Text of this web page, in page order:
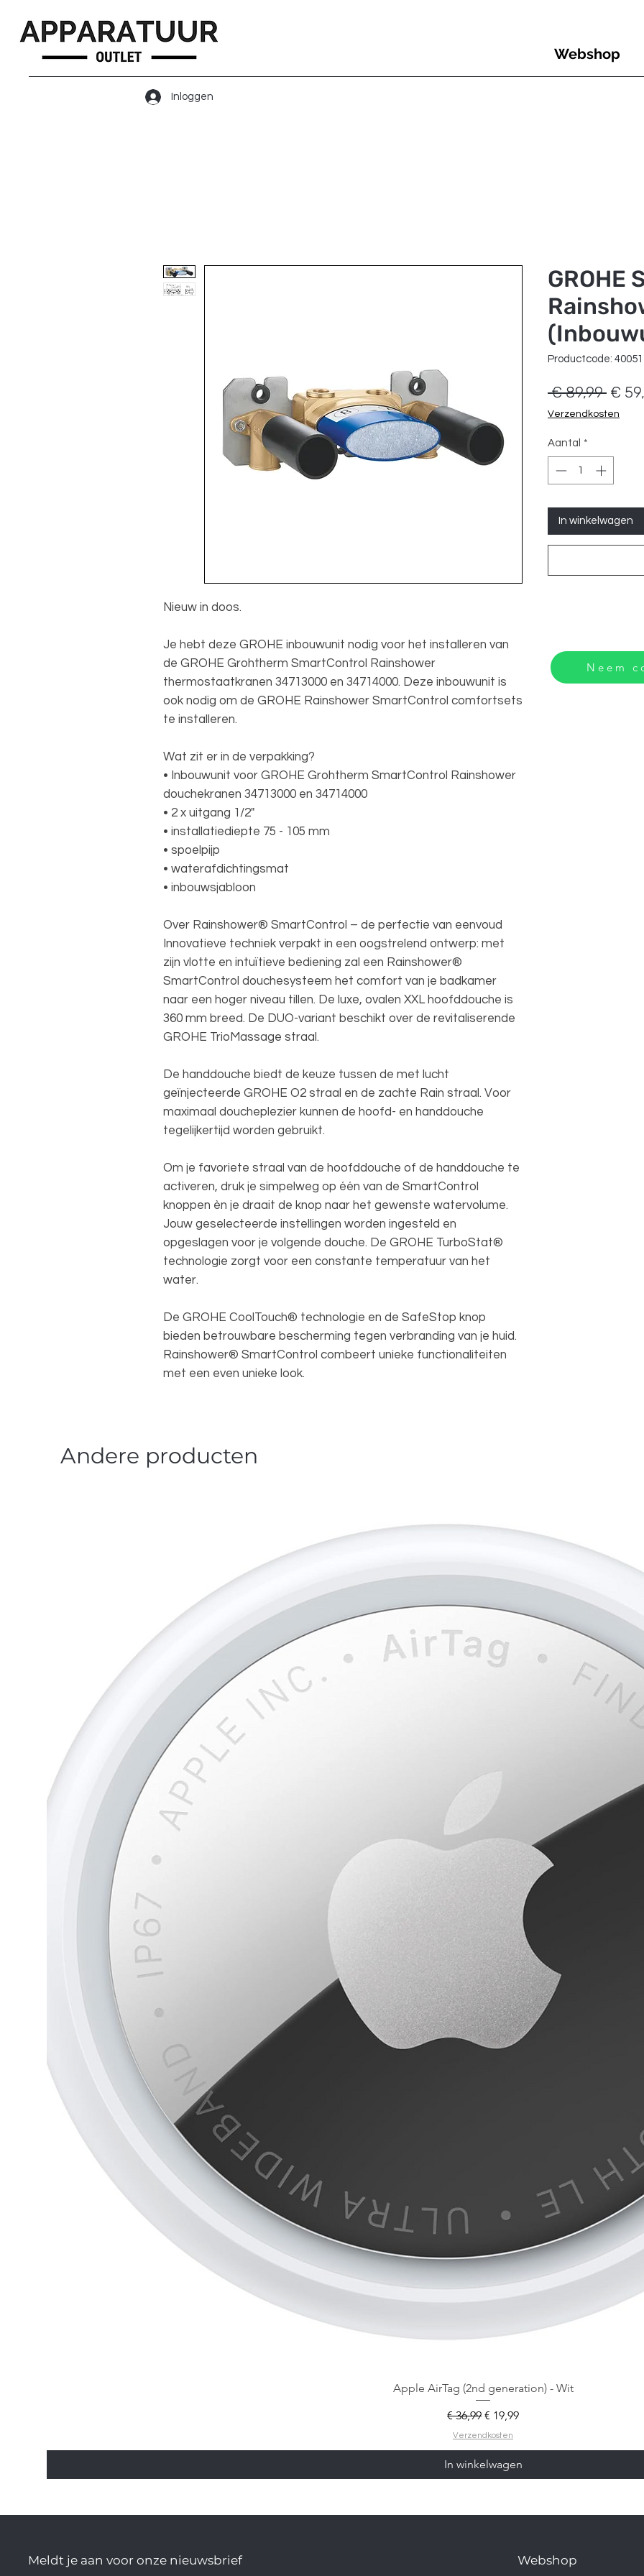
Inloggen
Webshop
Nieuw in doos.
Je hebt deze GROHE inbouwunit nodig voor het installeren van
de GROHE Grohtherm SmartControl Rainshower
thermostaatkranen 34713000 en 34714000. Deze inbouwunit is
ook nodig om de GROHE Rainshower SmartControl comfortsets
te installeren.
Wat zit er in de verpakking?
• Inbouwunit voor GROHE Grohtherm SmartControl Rainshower
douchekranen 34713000 en 34714000
• 2 x uitgang 1/2"
• installatiediepte 75 - 105 mm
• spoelpijp
• waterafdichtingsmat
• inbouwsjabloon
Over Rainshower® SmartControl – de perfectie van eenvoud
Innovatieve techniek verpakt in een oogstrelend ontwerp: met
zijn vlotte en intuïtieve bediening zal een Rainshower®
SmartControl douchesysteem het comfort van je badkamer
naar een hoger niveau tillen. De luxe, ovalen XXL hoofddouche is
360 mm breed. De DUO-variant beschikt over de revitaliserende
GROHE TrioMassage straal.
De handdouche biedt de keuze tussen de met lucht
geïnjecteerde GROHE O2 straal en de zachte Rain straal. Voor
maximaal doucheplezier kunnen de hoofd- en handdouche
tegelijkertijd worden gebruikt.
Om je favoriete straal van de hoofddouche of de handdouche te
activeren, druk je simpelweg op één van de SmartControl
knoppen èn je draait de knop naar het gewenste watervolume.
Jouw geselecteerde instellingen worden ingesteld en
opgeslagen voor je volgende douche. De GROHE TurboStat®
technologie zorgt voor een constante temperatuur van het
water.
De GROHE CoolTouch® technologie en de SafeStop knop
bieden betrouwbare bescherming tegen verbranding van je huid.
Rainshower® SmartControl combeert unieke functionaliteiten
met een even unieke look.
GROHE
Productcode:
€ 89,99
prijs
€
Verzendkosten
Aantal *
In winkelwagen
Neem
Andere producten
Apple AirTag (2nd generation) - Wit
Normale prijs
€ 36,99 Verkoopprijs
€ 19,99
Verzendkosten
In winkelwagen
Meldt je aan voor onze nieuwsbrief Webshop